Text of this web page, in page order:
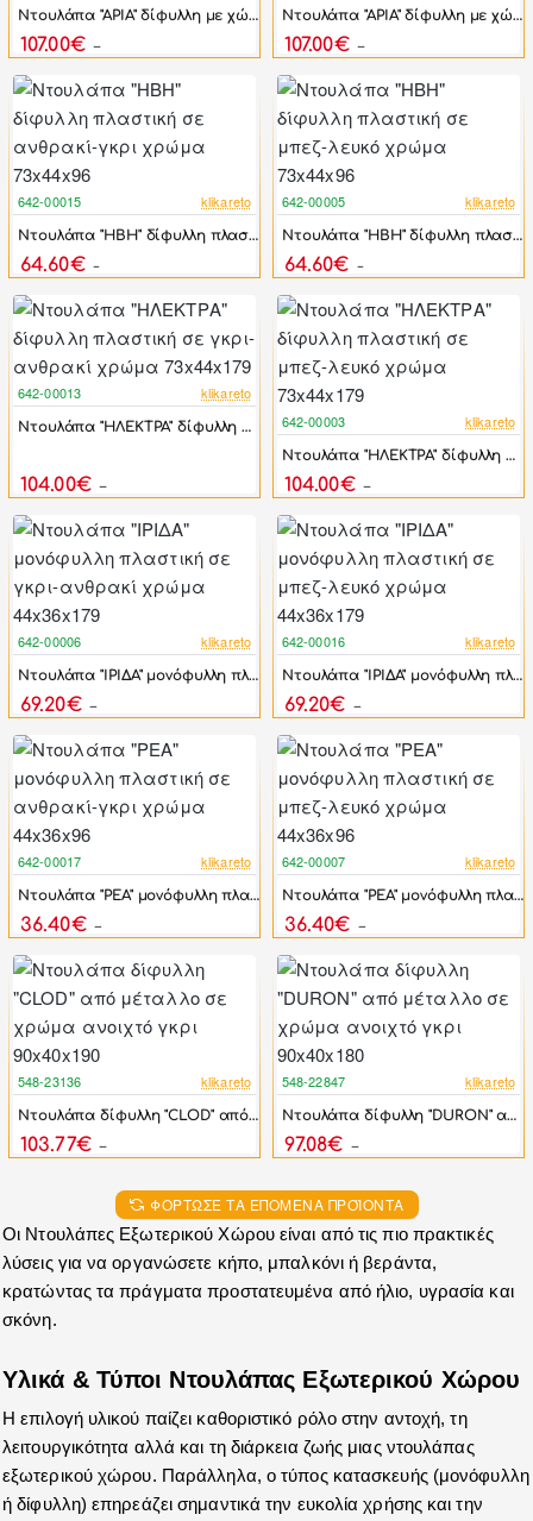
Ντουλάπα "ΑΡΙΑ" δίφυλλη με χώρισμα πλαστική σε ανθρακί-γκρι χρώμα 73x44x179
107.00€
Ντουλάπα "ΑΡΙΑ" δίφυλλη με χώρισμα πλαστική σε μπεζ-λευκό χρώμα 73x44x179
107.00€
-20%
642-00015 klikareto
Ντουλάπα "ΗΒΗ" δίφυλλη πλαστική σε ανθρακί-γκρι χρώμα 73x44x96
64.60€
-20%
642-00005 klikareto
Ντουλάπα "ΗΒΗ" δίφυλλη πλαστική σε μπεζ-λευκό χρώμα 73x44x96
64.60€
-20%
642-00013 klikareto
Ντουλάπα "ΗΛΕΚΤΡΑ" δίφυλλη πλαστική σε γκρι-ανθρακί χρώμα 73x44x179
104.00€
-20%
642-00003 klikareto
Ντουλάπα "ΗΛΕΚΤΡΑ" δίφυλλη πλαστική σε μπεζ-λευκό χρώμα 73x44x179
104.00€
-19%
642-00006 klikareto
Ντουλάπα "ΙΡΙΔΑ" μονόφυλλη πλαστική σε γκρι-ανθρακί χρώμα 44x36x179
69.20€
-19%
642-00016 klikareto
Ντουλάπα "ΙΡΙΔΑ" μονόφυλλη πλαστική σε μπεζ-λευκό χρώμα 44x36x179
69.20€
-20%
642-00017 klikareto
Ντουλάπα "ΡΕΑ" μονόφυλλη πλαστική σε ανθρακί-γκρι χρώμα 44x36x96
36.40€
-20%
642-00007 klikareto
Ντουλάπα "ΡΕΑ" μονόφυλλη πλαστική σε μπεζ-λευκό χρώμα 44x36x96
36.40€
-44%
548-23136 klikareto
Ντουλάπα δίφυλλη "CLOD" από μέταλλο σε χρώμα ανοιχτό γκρι 90x40x190
103.77€
-44%
548-22847 klikareto
Ντουλάπα δίφυλλη "DURON" από μέταλλο σε χρώμα ανοιχτό γκρι 90x40x180
97.08€
ΦΌΡΤΩΣΕ ΤΑ ΕΠΌΜΕΝΑ ΠΡΟΪΌΝΤΑ
Οι Ντουλάπες Εξωτερικού Χώρου είναι από τις πιο πρακτικές
λύσεις για να οργανώσετε κήπο, μπαλκόνι ή βεράντα,
κρατώντας τα πράγματα προστατευμένα από ήλιο, υγρασία και
σκόνη.
Υλικά & Τύποι Ντουλάπας Εξωτερικού Χώρου
Η επιλογή υλικού παίζει καθοριστικό ρόλο στην αντοχή, τη
λειτουργικότητα αλλά και τη διάρκεια ζωής μιας ντουλάπας
εξωτερικού χώρου. Παράλληλα, ο τύπος κατασκευής (μονόφυλλη
ή δίφυλλη) επηρεάζει σημαντικά την ευκολία χρήσης και την